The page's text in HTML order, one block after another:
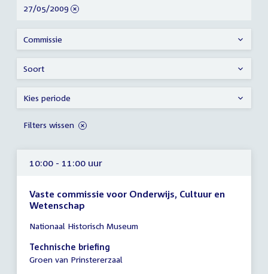
10:00 - 11:00 uur
Vaste commissie voor Onderwijs, Cultuur en
Wetenschap
vergadering
10:00
-
Nationaal Historisch Museum
Technische briefing
Groen van Prinstererzaal
resultaten
verwijder
27/05/2009
Commissie
Soort
Kies periode
Filters wissen